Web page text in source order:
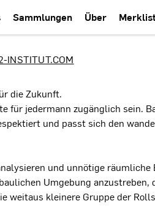
Sammlungen Über
INSTITUT.COM
die Zukunft.
für jedermann zugänglich sein.
und passt sich den
und unnötige räumliche
Umgebung anzustreben,
weitaus kleinere Gruppe der